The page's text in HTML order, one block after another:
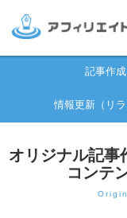
記事作成
情報更新（リラ
オリジナル記事
コンテ